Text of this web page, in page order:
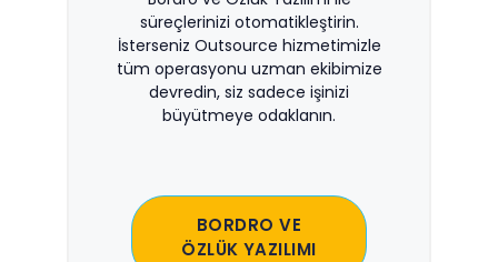
süreçlerinizi otomatikleştirin.
İsterseniz Outsource hizmetimizle
tüm operasyonu uzman ekibimize
devredin, siz sadece işinizi
büyütmeye odaklanın.
BORDRO VE
ÖZLÜK YAZILIMI